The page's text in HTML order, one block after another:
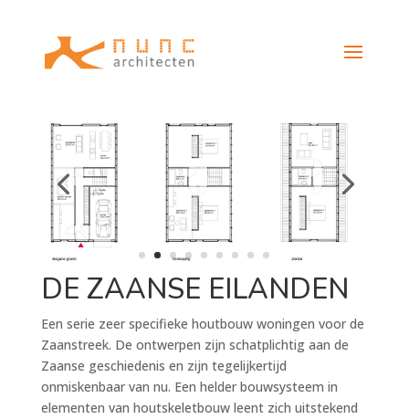
DE ZAANSE EILANDEN
Een serie zeer specifieke houtbouw woningen voor de
Zaanstreek. De ontwerpen zijn schatplichtig aan de
Zaanse geschiedenis en zijn tegelijkertijd
onmiskenbaar van nu. Een helder bouwsysteem in
elementen van houtskeletbouw leent zich uitstekend